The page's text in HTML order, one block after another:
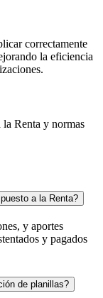
correctamente
la eficiencia
la Renta y normas
a la Renta?
y aportes
y pagados
de planillas?